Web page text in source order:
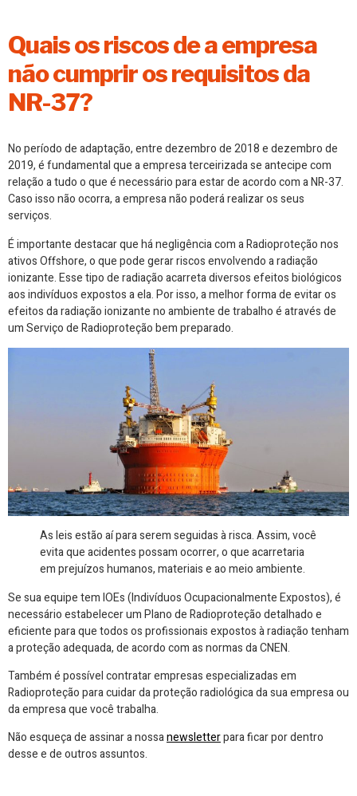
Quais os riscos de a empresa
não cumprir os requisitos da
NR-37?
No período de adaptação, entre dezembro de 2018 e dezembro de
2019, é fundamental que a empresa terceirizada se antecipe com
relação a tudo o que é necessário para estar de acordo com a NR-37.
Caso isso não ocorra, a empresa não poderá realizar os seus
serviços.
É importante destacar que há negligência com a Radioproteção nos
ativos Offshore, o que pode gerar riscos envolvendo a radiação
ionizante. Esse tipo de radiação acarreta diversos efeitos biológicos
aos indivíduos expostos a ela. Por isso, a melhor forma de evitar os
efeitos da radiação ionizante no ambiente de trabalho é através de
um Serviço de Radioproteção bem preparado.
As leis estão aí para serem seguidas à risca. Assim, você
evita que acidentes possam ocorrer, o que acarretaria
em prejuízos humanos, materiais e ao meio ambiente.
Se sua equipe tem IOEs (Indivíduos Ocupacionalmente Expostos), é
necessário estabelecer um Plano de Radioproteção detalhado e
eficiente para que todos os profissionais expostos à radiação tenham
a proteção adequada, de acordo com as normas da CNEN.
Também é possível contratar empresas especializadas em
Radioproteção para cuidar da proteção radiológica da sua empresa ou
da empresa que você trabalha.
Não esqueça de assinar a nossanewsletterpara ficar por dentro
desse e de outros assuntos.